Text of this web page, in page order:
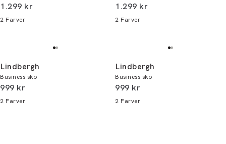
I alt (inkl. rabat)
1.299 kr
2 Farver
I alt (inkl. rabat)
1.299 kr
2 Farver
Lindbergh
Business sko
I alt (inkl. rabat)
999 kr
2 Farver
Lindbergh
Business sko
I alt (inkl. rabat)
999 kr
2 Farver